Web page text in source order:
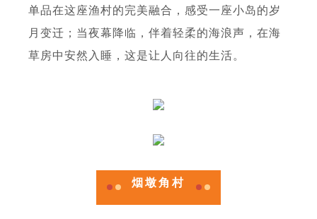
单品在这座渔村的完美融合，感受一座小岛的岁
月变迁；当夜幕降临，伴着轻柔的海浪声，在海
草房中安然入睡，这是让人向往的生活。
烟墩角村